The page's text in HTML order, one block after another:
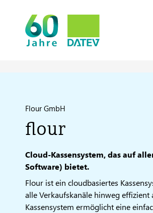
Flour GmbH
flour
Cloud-Kassensystem, das auf
Software) bietet.
Flour ist ein cloudbasiertes
alle Verkaufskanäle hinweg
Kassensystem ermöglicht eine